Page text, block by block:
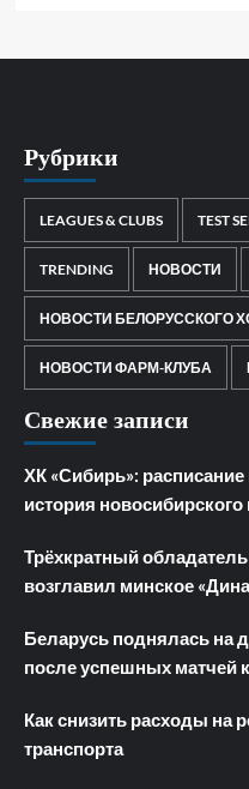
Рубрики
LEAGUES & CLUBS TEST
TRENDING НОВОСТИ
НОВОСТИ БЕЛОРУССКОГО
НОВОСТИ ФАРМ-КЛУБА
Свежие записи
ХК «Сибирь»:
история новосибирского
Трёхкратный
возглавил минское
Беларусь поднялась на
после успешных матчей
Как снизить расходы на
транспорта